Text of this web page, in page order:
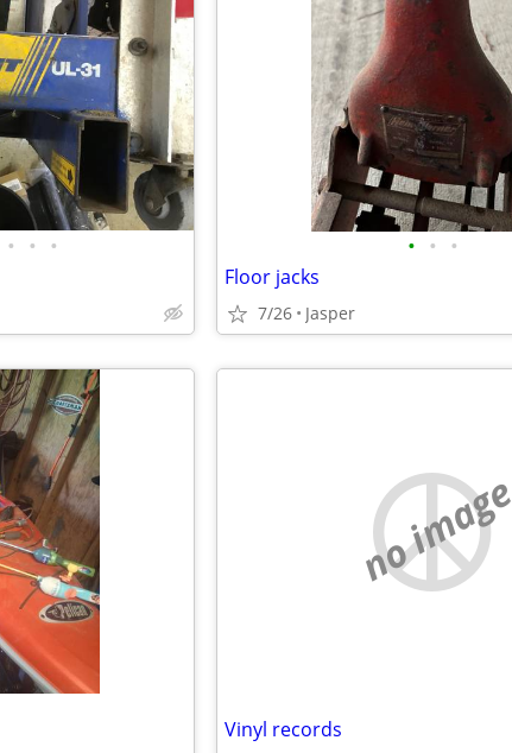
• • • • • •
Floor jacks
7/26 Jasper
no image
Vinyl records